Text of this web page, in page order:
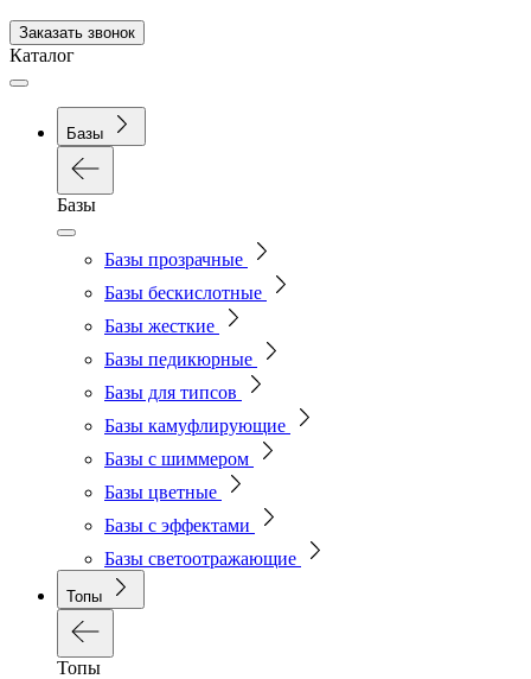
Заказать звонок
Каталог
Базы
Базы
Базы прозрачные
Базы бескислотные
Базы жесткие
Базы педикюрные
Базы для типсов
Базы камуфлирующие
Базы с шиммером
Базы цветные
Базы с эффектами
Базы светоотражающие
Топы
Топы